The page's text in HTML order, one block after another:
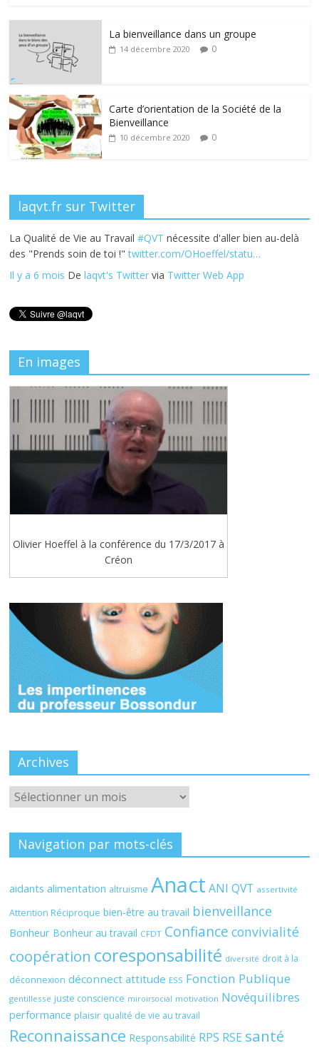
e
b
o
o
k
itt
er e e g
La bienveillance dans un groupe
14 décembre 2020 0
Carte d’orientation de la Société de la
Bienveillance
10 décembre 2020 0
laqvt.fr sur Twitter
La Qualité de Vie au Travail#QVT nécessite d'aller bien au-delà
des "Prends soin de toi !"twitter.com/OHoeffel/statu…
Il y a 6 mois Delaqvt's Twitter via Twitter Web App
En images
Olivier Hoeffel à la conférence du 17/3/2017 à
Créon
Archives
Archives
Navigation par mots-clés
aidants alimentation altruisme Anact ANI QVT assertivité
Attention Réciproque bien-être au travail bienveillance
Bonheur Bonheur au travail CFDT Confiance convivialité
coopération coresponsabilité diversité droit à la
déconnexion déconnect attitude ESS Fonction Publique
gentillesse juste conscience miroirsocial motivation Novéquilibres
performance plaisir qualité de vie au travail
Reconnaissance Responsabilité RPS RSE santé